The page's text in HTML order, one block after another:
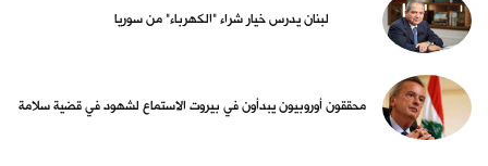
لبنان يدرس خيار شراء "الكهرباء" من سوريا
محققون أوروبيون يبدأون في بيروت الاستماع لشهود في قضية سلامة